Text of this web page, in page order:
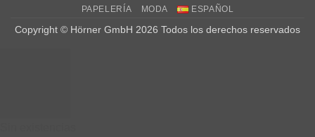
PAPELERÍA MODA ESPAÑOL
Copyright © Hörner GmbH 2026 Todos los derechos reservados